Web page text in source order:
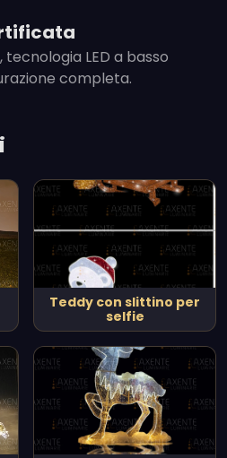
LED a basso
completa.
Teddy con slittino per
selfie